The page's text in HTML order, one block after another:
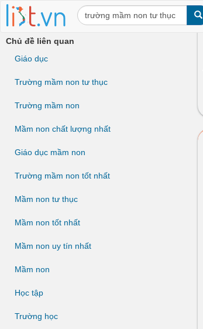
Chủ đề liên quan
Giáo dục
Trường mầm non tư thục
Trường mầm non
Mầm non chất lượng nhất
Giáo dục mầm non
Trường mầm non tốt nhất
Mầm non tư thục
Mầm non tốt nhất
Mầm non uy tín nhất
Mầm non
Học tập
Trường học